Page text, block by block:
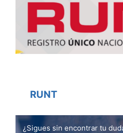
RUNT
¿Sigues sin encontrar tu